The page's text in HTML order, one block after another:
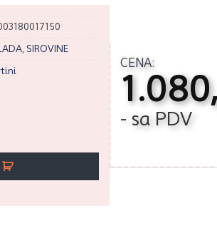
, SIROVINE
plavi 1kg količina
CENA:
- sa PDV